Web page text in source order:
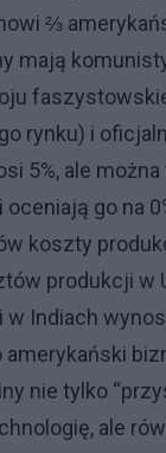
⅔
mają
rynku) i
5%, ale
oceniają go na
koszty
produkcji w
w Indiach
amerykański
nie tylko
ale